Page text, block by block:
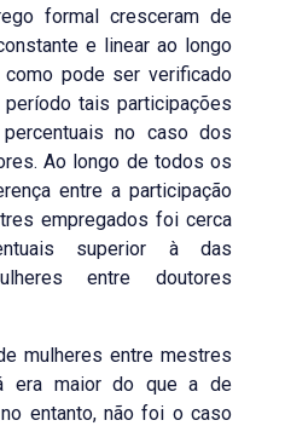
formal cresceram de
e linear ao longo
pode ser verificado
tais participações
no caso dos
Ao longo de todos os
entre a participação
empregados foi cerca
superior à das
entre doutores
mulheres entre mestres
era maior do que a de
entanto, não foi o caso